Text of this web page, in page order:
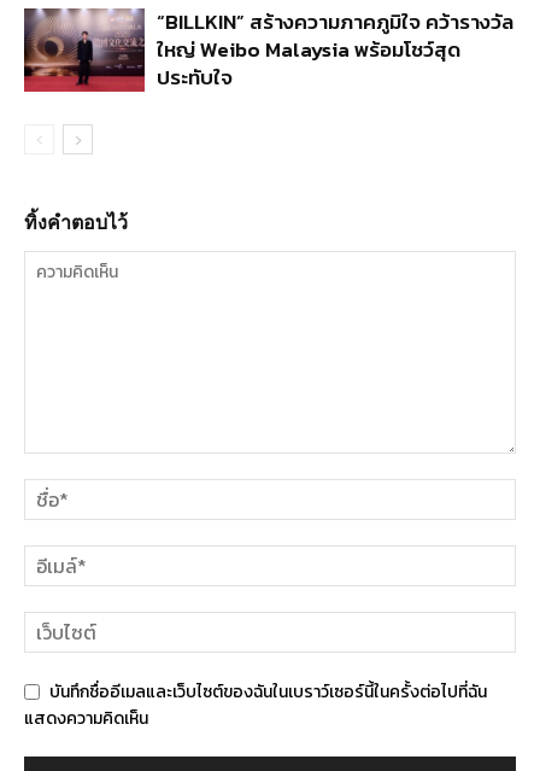
“BILLKIN” สร้างความภาคภูมิใจ คว้ารางวัล
ใหญ่ Weibo Malaysia พร้อมโชว์สุด
ประทับใจ
ทิ้งคำตอบไว้
บันทึกชื่ออีเมลและเว็บไซต์ของฉันในเบราว์เซอร์นี้ในครั้งต่อไปที่ฉัน
แสดงความคิดเห็น